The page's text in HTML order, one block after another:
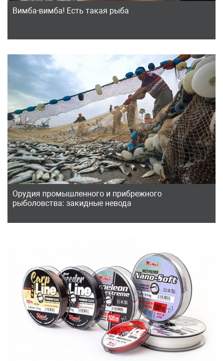
Вимба-вимба! Есть такая рыба
Орудия промышленного и прибрежного
рыболовства: закидные невода